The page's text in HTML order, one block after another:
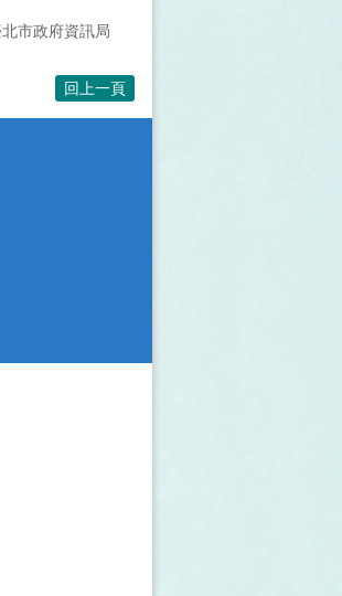
市政府資訊局
回上一頁